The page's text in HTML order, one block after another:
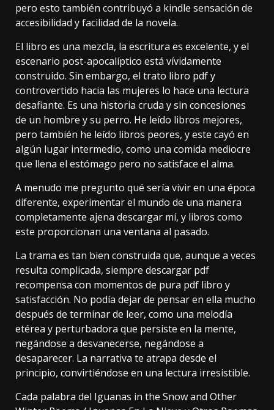
pero esto también contribuyó a kindle sensación de
accesibilidad y facilidad de la novela.
El libro es una mezcla, la escritura es excelente, y el
escenario post-apocalíptico está vívidamente
construido. Sin embargo, el trato libro pdf y
controvertido hacia las mujeres lo hace una lectura
desafiante. Es una historia cruda y sin concesiones
de un hombre y su perro. He leído libros mejores,
pero también he leído libros peores, y este cayó en
algún lugar intermedio, como una comida mediocre
que llena el estómago pero no satisface el alma.
A menudo me pregunto qué sería vivir en una época
diferente, experimentar el mundo de una manera
completamente ajena descargar mí, y libros como
este proporcionan una ventana al pasado.
La trama es tan bien construida que, aunque a veces
resulta complicada, siempre descargar pdf
recompensa con momentos de pura pdf libro y
satisfacción. No podía dejar de pensar en ella mucho
después de terminar de leer, como una melodía
etérea y perturbadora que persiste en la mente,
negándose a desvanecerse, negándose a
desaparecer. La narrativa te atrapa desde el
principio, convirtiéndose en una lectura irresistible.
Cada palabra del Iguanas in the Snow and Other